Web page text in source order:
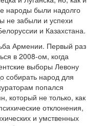
народы были надолго
не забыли и успехи
и Казахстана.
Армении. Первый раз
в 2008-ом, когда
выборы Левону
собирать народ для
попался
который не только, как
отклонения,
и умственных